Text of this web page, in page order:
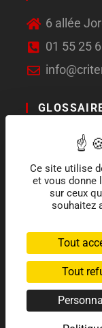
6 allée
01 55 25
LE BLOG
SOCIAL
NOS
RGPD :
Ce site utilise
et vous donne
sur ceux
souhaitez
Tout
Tout